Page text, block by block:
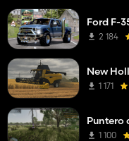
Ford F-
2 184
New
1 171
Puntero
1 100